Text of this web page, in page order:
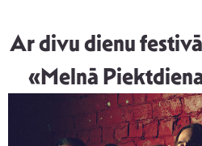
Ar divu dienu
«Melnā